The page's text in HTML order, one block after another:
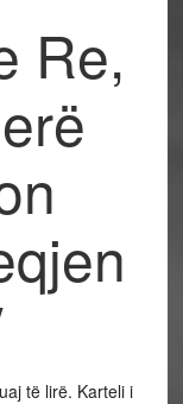
Re,
të lirë. Karteli i